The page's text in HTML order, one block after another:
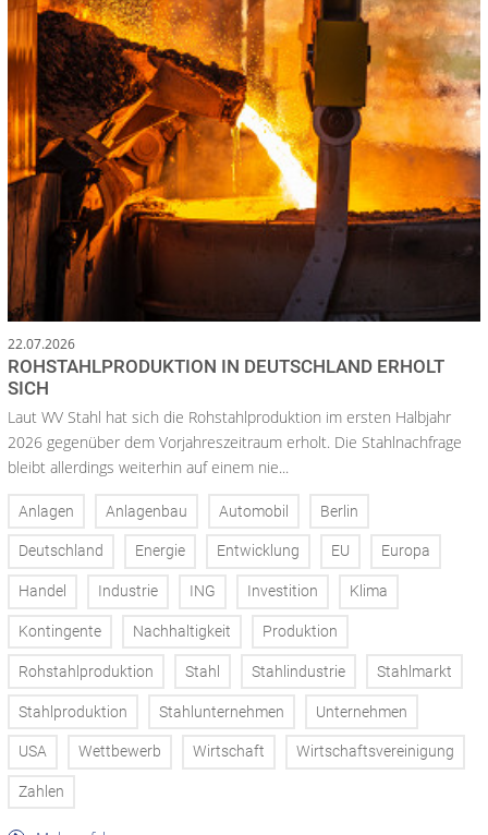
22.07.2026
ROHSTAHLPRODUKTION IN DEUTSCHLAND ERHOLT
SICH
Laut WV Stahl hat sich die Rohstahlproduktion im ersten Halbjahr
2026 gegenüber dem Vorjahreszeitraum erholt. Die Stahlnachfrage
bleibt allerdings weiterhin auf einem nie...
Anlagen Anlagenbau Automobil Berlin
Deutschland Energie Entwicklung EU Europa
Handel Industrie ING Investition Klima
Kontingente Nachhaltigkeit Produktion
Rohstahlproduktion Stahl Stahlindustrie Stahlmarkt
Stahlproduktion Stahlunternehmen Unternehmen
USA Wettbewerb Wirtschaft Wirtschaftsvereinigung
Zahlen